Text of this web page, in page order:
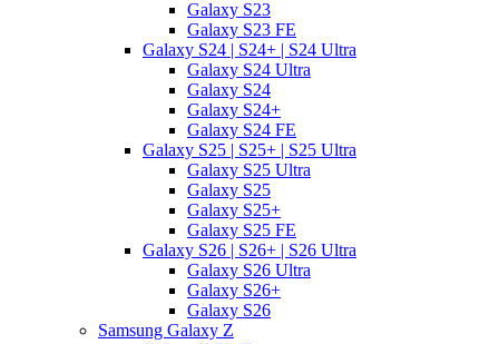
Galaxy S23
Galaxy S23 FE
Galaxy S24 | S24+ | S24 Ultra
Galaxy S24 Ultra
Galaxy S24
Galaxy S24+
Galaxy S24 FE
Galaxy S25 | S25+ | S25 Ultra
Galaxy S25 Ultra
Galaxy S25
Galaxy S25+
Galaxy S25 FE
Galaxy S26 | S26+ | S26 Ultra
Galaxy S26 Ultra
Galaxy S26+
Galaxy S26
Samsung Galaxy Z